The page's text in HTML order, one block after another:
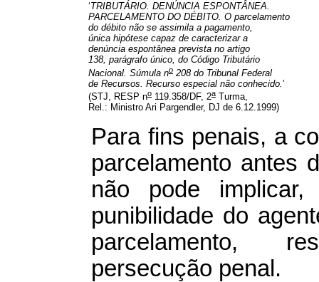
	 ‘
TRIBUTÁRIO. DENÚNCIA ESPONTÂNEA.
         PARCELAMENTO DO DÉBITO. O parcelamento
         do débito não se assimila a pagamento,
         única hipótese capaz de caracterizar a
         denúncia espontânea prevista no artigo
         138, parágrafo único, do Código Tributário
         Nacional. Súmula n
o 208 do Tribunal Federal
         de Recursos. Recurso especial não conhecido.
’
         (STJ, RESP n
o 119.358/DF, 2a Turma,
         Rel.: Ministro Ari Pargendler, DJ de 6.12.1999)
Para fins penais, a
parcelamento antes
não pode
punibilidade do
parcelamento,
persecução penal.